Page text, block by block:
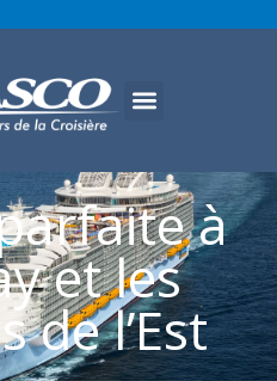
à
et les
de l’Est